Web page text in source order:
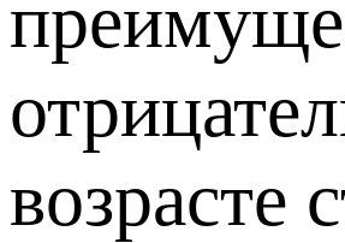
возрасте